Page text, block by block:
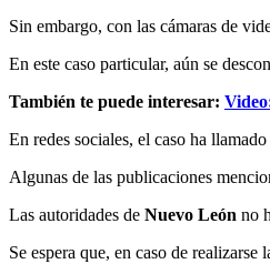
Sin embargo, con las cámaras de
En este caso particular, aún se
También te puede interesar:
En redes sociales, el caso ha
Algunas de las publicaciones
Las autoridades de Nuevo León no
Se espera que, en caso de